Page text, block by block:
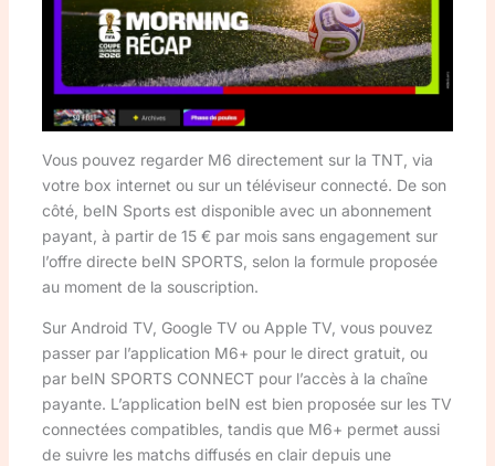
Vous pouvez regarder M6 directement sur la TNT, via
votre box internet ou sur un téléviseur connecté. De son
côté, beIN Sports est disponible avec un abonnement
payant, à partir de 15 € par mois sans engagement sur
l’offre directe beIN SPORTS, selon la formule proposée
au moment de la souscription.
Sur Android TV, Google TV ou Apple TV, vous pouvez
passer par l’application M6+ pour le direct gratuit, ou
par beIN SPORTS CONNECT pour l’accès à la chaîne
payante. L’application beIN est bien proposée sur les TV
connectées compatibles, tandis que M6+ permet aussi
de suivre les matchs diffusés en clair depuis une